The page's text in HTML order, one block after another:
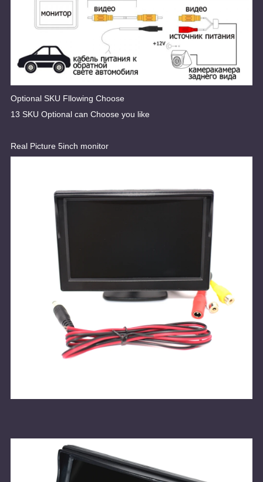
Optional SKU Fllowing Choose
13 SKU Optional can Choose you like
Real Picture 5inch monitor